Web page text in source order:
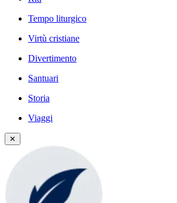
Tempo liturgico
Virtù cristiane
Divertimento
Santuari
Storia
Viaggi
✕